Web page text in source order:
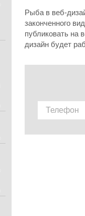
Рыба в веб-
законченного
публиковать на
дизайн будет